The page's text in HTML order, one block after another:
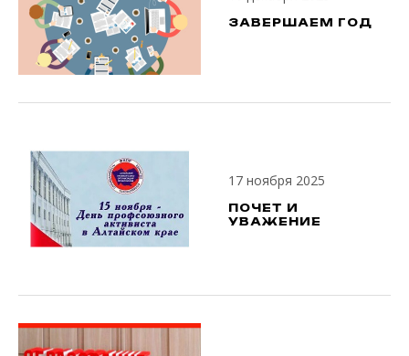
ЗАВЕРШАЕМ ГОД
17 ноября 2025
ПОЧЕТ И
УВАЖЕНИЕ